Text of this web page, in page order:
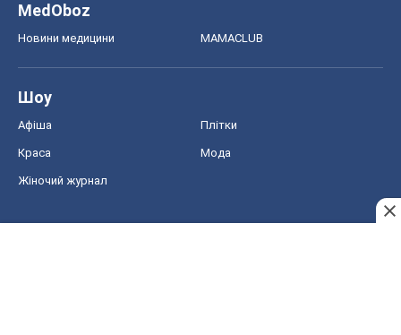
MedOboz
Новини медицини MAMACLUB
Шоу
Афіша Плітки
Краса Мода
Жіночий журнал